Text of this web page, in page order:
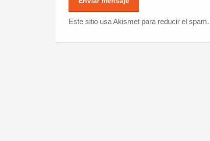
Este sitio usa Akismet para reducir el spam.